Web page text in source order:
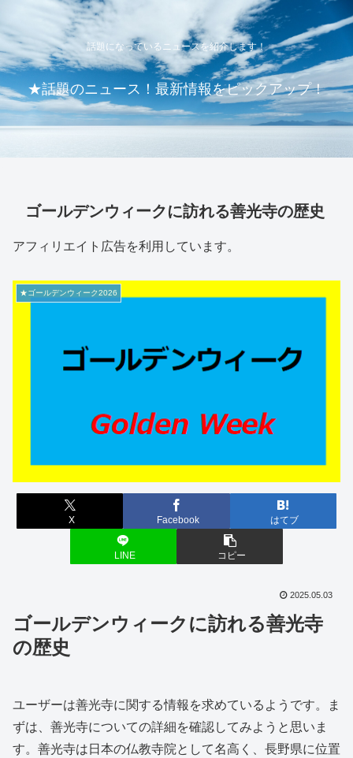
話題になっているニュースを紹介します！
★話題のニュース！最新情報をピックアップ！
ゴールデンウィークに訪れる善光寺の歴史
アフィリエイト広告を利用しています。
★ゴールデンウィーク2026
X Facebook はてブ
LINE コピー
2025.05.03
ゴールデンウィークに訪れる善光寺
の歴史
ユーザーは善光寺に関する情報を求めているようです。ま
ずは、善光寺についての詳細を確認してみようと思いま
す。善光寺は日本の仏教寺院として名高く、長野県に位置